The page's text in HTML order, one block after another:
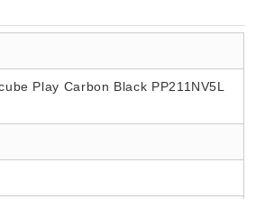
Play Carbon Black PP211NV5L